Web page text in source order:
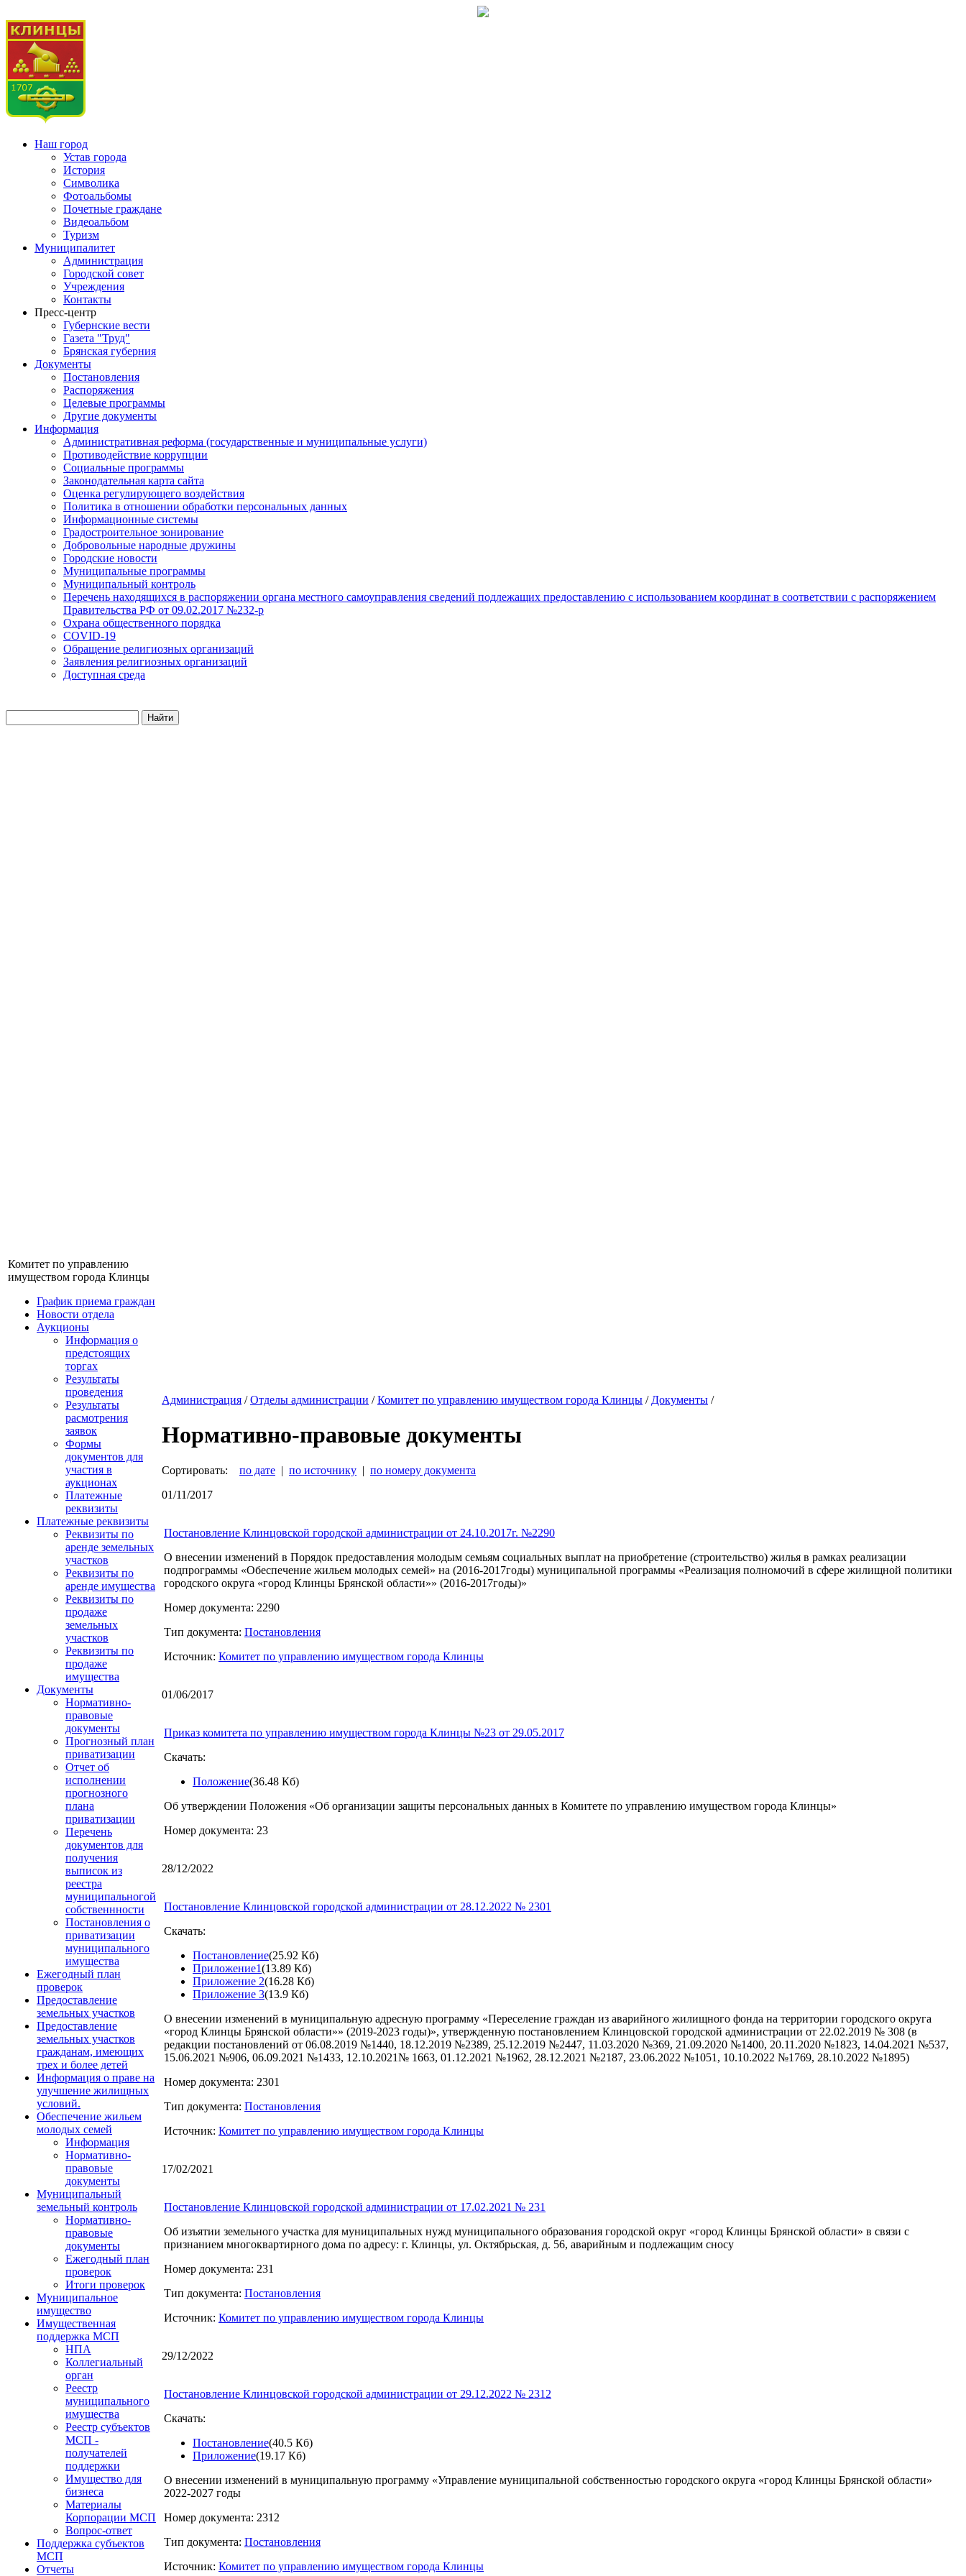
Наш город
Устав города
История
Символика
Фотоальбомы
Почетные граждане
Видеоальбом
Туризм
Муниципалитет
Администрация
Городской совет
Учреждения
Контакты
Пресс-центр
Губернские вести
Газета "Труд"
Брянская губерния
Документы
Постановления
Распоряжения
Целевые программы
Другие документы
Информация
Административная реформа (государственные и муниципальные услуги)
Противодействие коррупции
Социальные программы
Законодательная карта сайта
Оценка регулирующего воздействия
Политика в отношении обработки персональных данных
Информационные системы
Градостроительное зонирование
Добровольные народные дружины
Городские новости
Муниципальные программы
Муниципальный контроль
Перечень находящихся в распоряжении органа местного самоуправления сведений подлежащих предоставлению с использованием координат в соответствии с распоряжением
Правительства РФ от 09.02.2017 №232-р
Охрана общественного порядка
COVID-19
Обращение религиозных организаций
Заявления религиозных организаций
Доступная среда
Найти
Комитет по управлению
имуществом города Клинцы
График приема граждан
Новости отдела
Аукционы
Информация о
предстоящих
торгах
Результаты
проведения
Результаты
расмотрения
заявок
Формы
документов для
участия в
аукционах
Платежные
реквизиты
Платежные реквизиты
Реквизиты по
аренде земельных
участков
Реквизиты по
аренде имущества
Реквизиты по
продаже
земельных
участков
Реквизиты по
продаже
имущества
Документы
Нормативно-
правовые
документы
Прогнозный план
приватизации
Отчет об
исполнении
прогнозного
плана
приватизации
Перечень
документов для
получения
выписок из
реестра
муниципальногой
собственнности
Постановления о
приватизации
муниципального
имущества
Ежегодный план
проверок
Предоставление
земельных участков
Предоставление
земельных участков
гражданам, имеющих
трех и более детей
Информация о праве на
улучшение жилищных
условий.
Обеспечение жильем
молодых семей
Информация
Нормативно-
правовые
документы
Муниципальный
земельный контроль
Нормативно-
правовые
документы
Ежегодный план
проверок
Итоги проверок
Муниципальное
имущество
Имущественная
поддержка МСП
НПА
Коллегиальный
орган
Реестр
муниципального
имущества
Реестр субъектов
МСП -
получателей
поддержки
Имущество для
бизнеса
Материалы
Корпорации МСП
Вопрос-ответ
Поддержка субъектов
МСП
Отчеты
Администрация /Отделы администрации /Комитет по управлению имуществом города Клинцы / Документы /
Нормативно-правовые документы
Сортировать: по дате | по источнику | по номеру документа
01/11/2017
Постановление Клинцовской городской администрации от 24.10.2017г. №2290
О внесении изменений в Порядок предоставления молодым семьям социальных выплат на приобретение (строительство) жилья в рамках реализации
подпрограммы «Обеспечение жильем молодых семей» на (2016-2017годы) муниципальной программы «Реализация полномочий в сфере жилищной политики
городского округа «город Клинцы Брянской области»» (2016-2017годы)»
Номер документа: 2290
Тип документа: Постановления
Источник: Комитет по управлению имуществом города Клинцы
01/06/2017
Приказ комитета по управлению имуществом города Клинцы №23 от 29.05.2017
Скачать:
Положение(36.48 Кб)
Об утверждении Положения «Об организации защиты персональных данных в Комитете по управлению имуществом города Клинцы»
Номер документа: 23
28/12/2022
Постановление Клинцовской городской администрации от 28.12.2022 № 2301
Скачать:
Постановление(25.92 Кб)
Приложение1(13.89 Кб)
Приложение 2(16.28 Кб)
Приложение 3(13.9 Кб)
О внесении изменений в муниципальную адресную программу «Переселение граждан из аварийного жилищного фонда на территории городского округа
«город Клинцы Брянской области»» (2019-2023 годы)», утвержденную постановлением Клинцовской городской администрации от 22.02.2019 № 308 (в
редакции постановлений от 06.08.2019 №1440, 18.12.2019 №2389, 25.12.2019 №2447, 11.03.2020 №369, 21.09.2020 №1400, 20.11.2020 №1823, 14.04.2021 №537,
15.06.2021 №906, 06.09.2021 №1433, 12.10.2021№ 1663, 01.12.2021 №1962, 28.12.2021 №2187, 23.06.2022 №1051, 10.10.2022 №1769, 28.10.2022 №1895)
Номер документа: 2301
Тип документа: Постановления
Источник: Комитет по управлению имуществом города Клинцы
17/02/2021
Постановление Клинцовской городской администрации от 17.02.2021 № 231
Об изъятии земельного участка для муниципальных нужд муниципального образования городской округ «город Клинцы Брянской области» в связи с
признанием многоквартирного дома по адресу: г. Клинцы, ул. Октябрьская, д. 56, аварийным и подлежащим сносу
Номер документа: 231
Тип документа: Постановления
Источник: Комитет по управлению имуществом города Клинцы
29/12/2022
Постановление Клинцовской городской администрации от 29.12.2022 № 2312
Скачать:
Постановление(40.5 Кб)
Приложение(19.17 Кб)
О внесении изменений в муниципальную программу «Управление муниципальной собственностью городского округа «город Клинцы Брянской области»
2022-2027 годы
Номер документа: 2312
Тип документа: Постановления
Источник: Комитет по управлению имуществом города Клинцы